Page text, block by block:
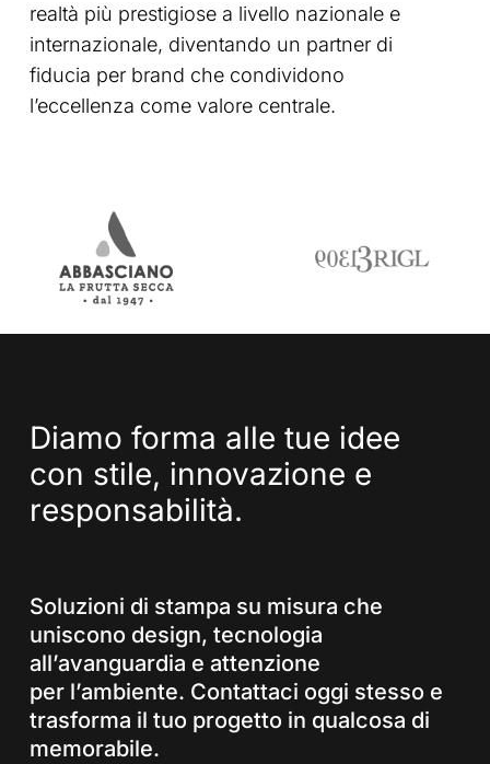
realtà più prestigiose a livello nazionale e
internazionale, diventando un partner di
fiducia per brand che condividono
l’eccellenza come valore centrale.
Diamo forma alle tue idee
con stile, innovazione e
responsabilità.
Soluzioni di stampa su misura che
uniscono design, tecnologia
all’avanguardia e attenzione
per l’ambiente. Contattaci oggi stesso e
trasforma il tuo progetto in qualcosa di
memorabile.